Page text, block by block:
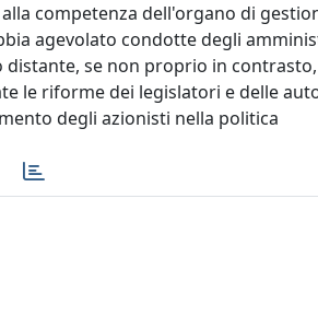
competenza dell'organo di
agevolato condotte degli
se non proprio in
le riforme dei legislatori e delle
degli azionisti nella politica